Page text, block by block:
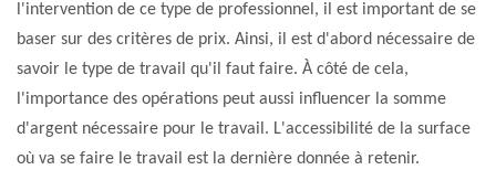
l'intervention de ce type de professionnel, il est important de se
baser sur des critères de prix. Ainsi, il est d'abord nécessaire de
savoir le type de travail qu'il faut faire. À côté de cela,
l'importance des opérations peut aussi influencer la somme
d'argent nécessaire pour le travail. L'accessibilité de la surface
où va se faire le travail est la dernière donnée à retenir.